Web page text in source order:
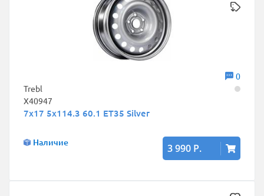
0
Trebl
X40947
7x17 5x114.3 60.1 ET35 Silver
Наличие 3 990 Р.